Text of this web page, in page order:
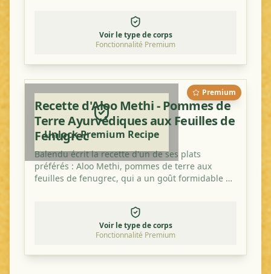
Voir le type de corps
Fonctionnalité Premium
Premium
Unlock Premium Recipe
Recette d'Aloo Methi - Pommes de
Terre Ayurvédiques aux Feuilles de
Fenugrec
Balendu écrit la recette d'un de ses plats
préférés : Aloo Methi, pommes de terre aux
feuilles de fenugrec, qui a un goût formidable et
Voir le type de corps
Fonctionnalité Premium